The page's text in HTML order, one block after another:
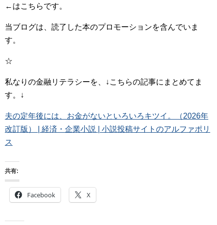
←はこちらです。
当ブログは、読了した本のプロモーションを含んでいま
す。
☆
私なりの金融リテラシーを、↓こちらの記事にまとめてま
す。↓
夫の定年後には、お金がないといろいろキツイ。（2026年
改訂版） | 経済・企業小説 | 小説投稿サイトのアルファポリ
ス
共有:
Facebook X